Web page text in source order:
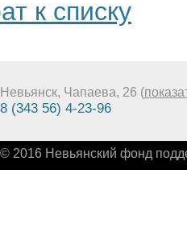
к списку
Невьянск, Чапаева, 26 (
8 (343 56) 4-23-96
© 2016 Невьянский фонд